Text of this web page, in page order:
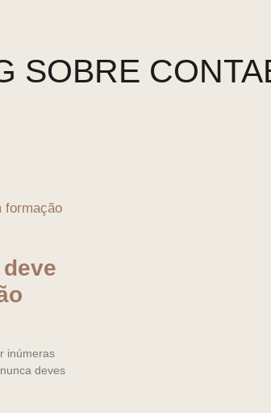
SOBRE
inúmeras
deves